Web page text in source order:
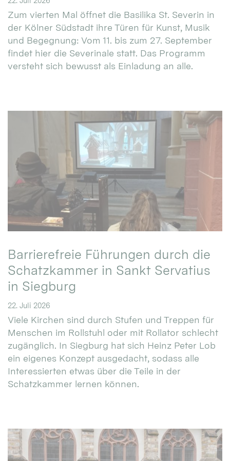
Zum vierten Mal öffnet die Basilika St. Severin in
der Kölner Südstadt ihre Türen für Kunst, Musik
und Begegnung: Vom 11. bis zum 27. September
findet hier die Severinale statt. Das Programm
versteht sich bewusst als Einladung an alle.
Barrierefreie Führungen durch die
Schatzkammer in Sankt Servatius
in Siegburg
22. Juli 2026
Viele Kirchen sind durch Stufen und Treppen für
Menschen im Rollstuhl oder mit Rollator schlecht
zugänglich. In Siegburg hat sich Heinz Peter Lob
ein eigenes Konzept ausgedacht, sodass alle
Interessierten etwas über die Teile in der
Schatzkammer lernen können.